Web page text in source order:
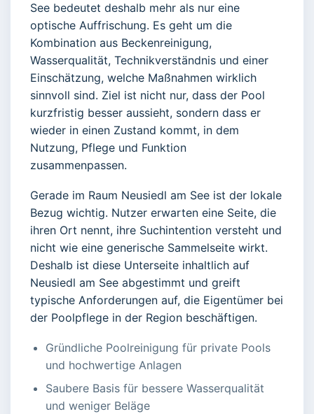
See bedeutet deshalb mehr als nur eine
optische Auffrischung. Es geht um die
Kombination aus Beckenreinigung,
Wasserqualität, Technikverständnis und einer
Einschätzung, welche Maßnahmen wirklich
sinnvoll sind. Ziel ist nicht nur, dass der Pool
kurzfristig besser aussieht, sondern dass er
wieder in einen Zustand kommt, in dem
Nutzung, Pflege und Funktion
zusammenpassen.
Gerade im Raum Neusiedl am See ist der lokale
Bezug wichtig. Nutzer erwarten eine Seite, die
ihren Ort nennt, ihre Suchintention versteht und
nicht wie eine generische Sammelseite wirkt.
Deshalb ist diese Unterseite inhaltlich auf
Neusiedl am See abgestimmt und greift
typische Anforderungen auf, die Eigentümer bei
der Poolpflege in der Region beschäftigen.
Gründliche Poolreinigung für private Pools
und hochwertige Anlagen
Saubere Basis für bessere Wasserqualität
und weniger Beläge